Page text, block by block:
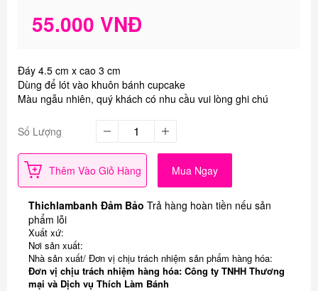
55.000 VNĐ
Đáy 4.5 cm x cao 3 cm
Dùng để lót vào khuôn bánh cupcake
Màu ngẫu nhiên, quý khách có nhu cầu vui lòng ghi chú
Số Lượng
Thêm Vào Giỏ Hàng Mua Ngay
Thichlambanh Đảm Bảo Trả hàng hoàn tiền nếu sản
phẩm lỗi
Xuất xứ:
Nơi sản xuất:
Nhà sản xuất/ Đơn vị chịu trách nhiệm sản phẩm hàng hóa:
Đơn vị chịu trách nhiệm hàng hóa: Công ty TNHH Thương
mại và Dịch vụ Thích Làm Bánh